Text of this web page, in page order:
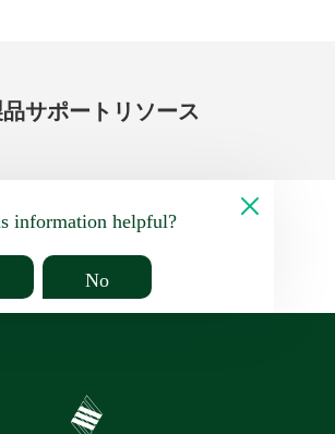
サポート リソース
information helpful?
No